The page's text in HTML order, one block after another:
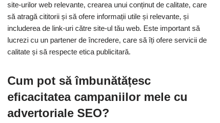
site-urilor web relevante, crearea unui conținut de calitate, care
să atragă cititorii și să ofere informații utile și relevante, și
includerea de link-uri către site-ul tău web. Este important să
lucrezi cu un partener de încredere, care să îți ofere servicii de
calitate și să respecte etica publicitară.
Cum pot să îmbunătățesc
eficacitatea campaniilor mele cu
advertoriale SEO?